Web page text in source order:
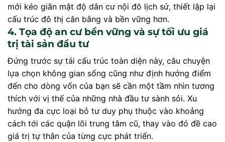
mới kéo giãn mật độ dân cư nội đô lịch sử, thiết lập lại
cấu trúc đô thị cân bằng và bền vững hơn.
4. Tọa độ an cư bền vững và sự tối ưu giá
trị tài sản đầu tư
Đứng trước sự tái cấu trúc toàn diện này, câu chuyện
lựa chọn không gian sống cũng như định hướng điểm
đến cho dòng vốn của bạn sẽ cần một tầm nhìn tương
thích với vị thế của những nhà đầu tư sành sỏi. Xu
hướng đa cực loại bỏ tư duy phụ thuộc vào khoảng
cách tới các quận lõi trung tâm cũ, thay vào đó đề cao
giá trị tự thân của từng cực phát triển.